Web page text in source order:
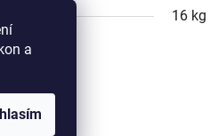
a
16 kg